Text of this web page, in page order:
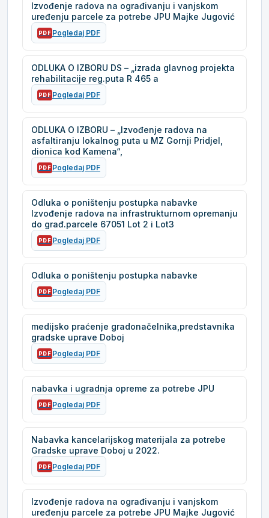
Izvođenje radova na ograđivanju i vanjskom
uređenju parcele za potrebe JPU Majke Jugović
PDF Pogledaj PDF
ODLUKA O IZBORU DS – „izrada glavnog projekta
rehabilitacije reg.puta R 465 a
PDF Pogledaj PDF
ODLUKA O IZBORU – „Izvođenje radova na
asfaltiranju lokalnog puta u MZ Gornji Pridjel,
dionica kod Kamena“,
PDF Pogledaj PDF
Odluka o poništenju postupka nabavke
Izvođenje radova na infrastrukturnom opremanju
do građ.parcele 67051 Lot 2 i Lot3
PDF Pogledaj PDF
Odluka o poništenju postupka nabavke
PDF Pogledaj PDF
medijsko praćenje gradonačelnika,predstavnika
gradske uprave Doboj
PDF Pogledaj PDF
nabavka i ugradnja opreme za potrebe JPU
PDF Pogledaj PDF
Nabavka kancelarijskog materijala za potrebe
Gradske uprave Doboj u 2022.
PDF Pogledaj PDF
Izvođenje radova na ograđivanju i vanjskom
uređenju parcele za potrebe JPU Majke Jugović